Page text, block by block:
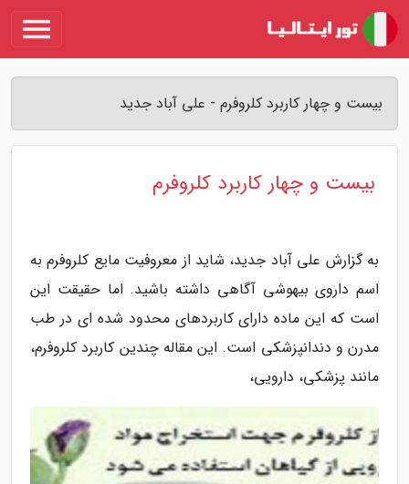
بیست و چهار کاربرد کلروفرم - علی آباد جدید
بیست و چهار کاربرد کلروفرم
به گزارش علی آباد جدید، شاید از معروفیت مایع کلروفرم به
اسم داروی بیهوشی آگاهی داشته باشید. اما حقیقت این
است که این ماده دارای کاربردهای محدود شده ای در طب
مدرن و دندانپزشکی است. این مقاله چندین کاربرد کلروفرم،
مانند پزشکی، دارویی،